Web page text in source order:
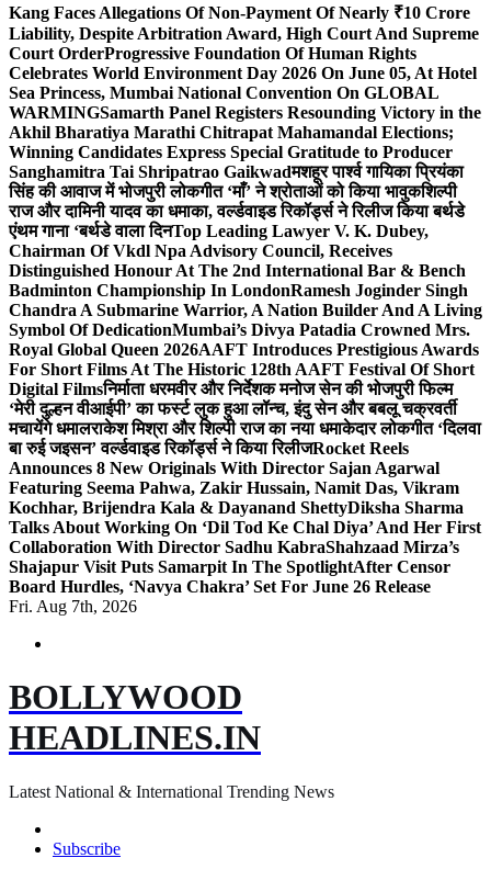
Kang Faces Allegations Of Non-Payment Of Nearly ₹10 Crore
Liability, Despite Arbitration Award, High Court And Supreme
Court OrderProgressive Foundation Of Human Rights
Celebrates World Environment Day 2026 On June 05, At Hotel
Sea Princess, Mumbai National Convention On GLOBAL
WARMINGSamarth Panel Registers Resounding Victory in the
Akhil Bharatiya Marathi Chitrapat Mahamandal Elections;
Winning Candidates Express Special Gratitude to Producer
Sanghamitra Tai Shripatrao Gaikwadमशहूर पार्श्व गायिका प्रियंका
सिंह की आवाज में भोजपुरी लोकगीत ‘माँ’ ने श्रोताओं को किया भावुकशिल्पी
राज और दामिनी यादव का धमाका, वर्ल्डवाइड रिकॉर्ड्स ने रिलीज किया बर्थडे
एंथम गाना ‘बर्थडे वाला दिनTop Leading Lawyer V. K. Dubey,
Chairman Of Vkdl Npa Advisory Council, Receives
Distinguished Honour At The 2nd International Bar & Bench
Badminton Championship In LondonRamesh Joginder Singh
Chandra A Submarine Warrior, A Nation Builder And A Living
Symbol Of DedicationMumbai’s Divya Patadia Crowned Mrs.
Royal Global Queen 2026AAFT Introduces Prestigious Awards
For Short Films At The Historic 128th AAFT Festival Of Short
Digital Filmsनिर्माता धरमवीर और निर्देशक मनोज सेन की भोजपुरी फिल्म
‘मेरी दुल्हन वीआईपी’ का फर्स्ट लुक हुआ लॉन्च, इंदु सेन और बबलू चक्रवर्ती
मचायेंगे धमालराकेश मिश्रा और शिल्पी राज का नया धमाकेदार लोकगीत ‘दिलवा
बा रुई जइसन’ वर्ल्डवाइड रिकॉर्ड्स ने किया रिलीजRocket Reels
Announces 8 New Originals With Director Sajan Agarwal
Featuring Seema Pahwa, Zakir Hussain, Namit Das, Vikram
Kochhar, Brijendra Kala & Dayanand ShettyDiksha Sharma
Talks About Working On ‘Dil Tod Ke Chal Diya’ And Her First
Collaboration With Director Sadhu KabraShahzaad Mirza’s
Shajapur Visit Puts Samarpit In The SpotlightAfter Censor
Board Hurdles, ‘Navya Chakra’ Set For June 26 Release
Fri. Aug 7th, 2026
BOLLYWOOD
HEADLINES.IN
Latest National & International Trending News
Subscribe